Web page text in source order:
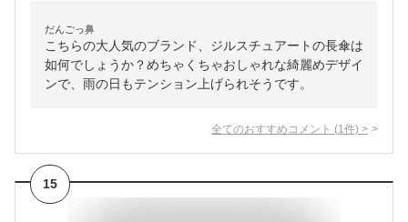
だんごっ鼻
こちらの大人気のブランド、ジルスチュアートの長傘は
如何でしょうか？めちゃくちゃおしゃれな綺麗めデザイ
ンで、雨の日もテンション上げられそうです。
全てのおすすめコメント (1 件) >
15